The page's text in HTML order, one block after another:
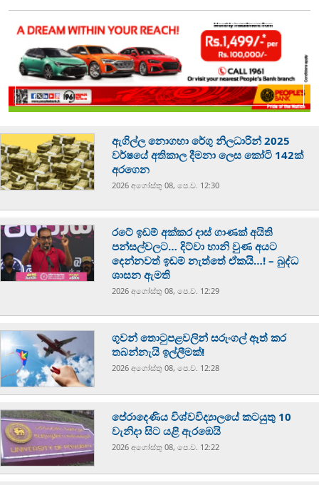
ඇගිල්ල නොගහා රේගු නිලධාරින් 2025
වර්ෂයේ අතිකාල දීමනා ලෙස කෝටි 142ක්
අරගෙන
2026 අගෝස්‍තු 08, පෙ.ව. 12:30
රටේ ඉඩම් අක්කර දාස් ගාණක් අයිති
පන්සල්වලට… දිට්වා හානි වුණ අයට
දෙන්නවත් ඉඩම් නැත්තේ ඒකයි…! – බුද්ධ
ශාසන ඇමති
2026 අගෝස්‍තු 08, පෙ.ව. 12:29
ගුවන් තොටුපළවලින් සරුංගල් ඈත් කර
තබන්නැයි ඉල්ලීමක්!
2026 අගෝස්‍තු 08, පෙ.ව. 12:28
පේරාදෙණිය විශ්වවිද්‍යාලයේ කටයුතු 10
වැනිදා සිට යළි ඇරඹෙයි
2026 අගෝස්‍තු 08, පෙ.ව. 12:22